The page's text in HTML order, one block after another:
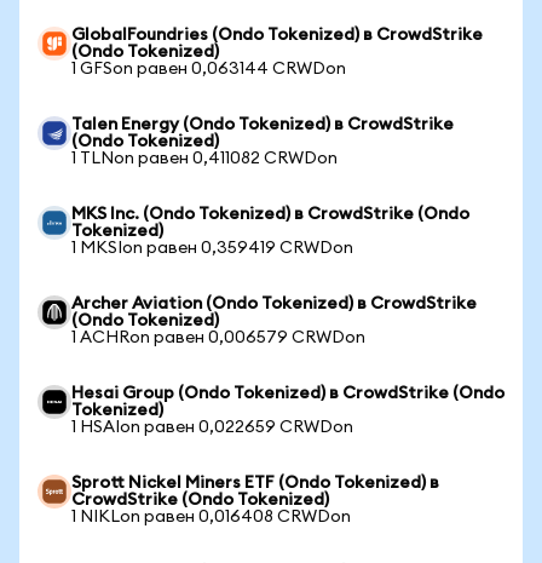
GlobalFoundries (Ondo Tokenized) в CrowdStrike
(Ondo Tokenized)
1 GFSon равен 0,063144 CRWDon
Talen Energy (Ondo Tokenized) в CrowdStrike
(Ondo Tokenized)
1 TLNon равен 0,411082 CRWDon
MKS Inc. (Ondo Tokenized) в CrowdStrike (Ondo
Tokenized)
1 MKSIon равен 0,359419 CRWDon
Archer Aviation (Ondo Tokenized) в CrowdStrike
(Ondo Tokenized)
1 ACHRon равен 0,006579 CRWDon
Hesai Group (Ondo Tokenized) в CrowdStrike (Ondo
Tokenized)
1 HSAIon равен 0,022659 CRWDon
Sprott Nickel Miners ETF (Ondo Tokenized) в
CrowdStrike (Ondo Tokenized)
1 NIKLon равен 0,016408 CRWDon